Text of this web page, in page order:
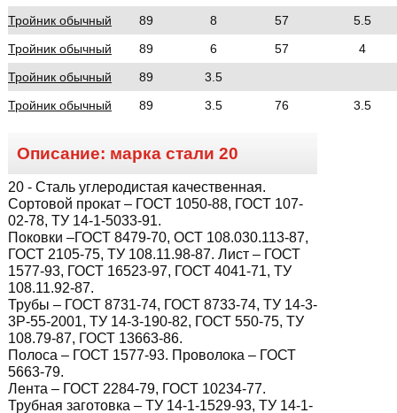
Тройник обычный
89 8 57
5.5
Тройник обычный
89 6 57
4
Тройник обычный
89
3.5
Тройник обычный
89 3.5 76 3.5
Описание: марка стали 20
20 - Сталь углеродистая качественная.
Сортовой прокат – ГОСТ 1050-88, ГОСТ 107-
02-78, ТУ 14-1-5033-91.
Поковки –ГОСТ 8479-70, ОСТ 108.030.113-87,
ГОСТ 2105-75, ТУ 108.11.98-87. Лист – ГОСТ
1577-93, ГОСТ 16523-97, ГОСТ 4041-71, ТУ
108.11.92-87.
Трубы – ГОСТ 8731-74, ГОСТ 8733-74, ТУ 14-3-
3Р-55-2001, ТУ 14-3-190-82, ГОСТ 550-75, ТУ
108.79-87, ГОСТ 13663-86.
Полоса – ГОСТ 1577-93. Проволока – ГОСТ
5663-79.
Лента – ГОСТ 2284-79, ГОСТ 10234-77.
Трубная заготовка – ТУ 14-1-1529-93, ТУ 14-1-